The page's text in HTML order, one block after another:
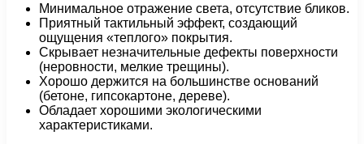
Минимальное отражение света, отсутствие бликов.
Приятный тактильный эффект, создающий
ощущения «теплого» покрытия.
Скрывает незначительные дефекты поверхности
(неровности, мелкие трещины).
Хорошо держится на большинстве оснований
(бетоне, гипсокартоне, дереве).
Обладает хорошими экологическими
характеристиками.